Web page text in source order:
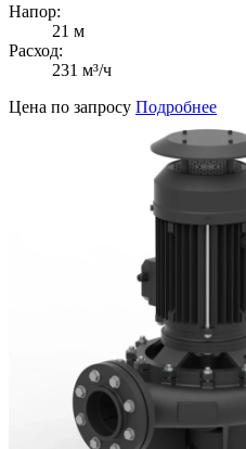
Напор:
21 м
Расход:
231 м³/ч
Цена по запросу Подробнее